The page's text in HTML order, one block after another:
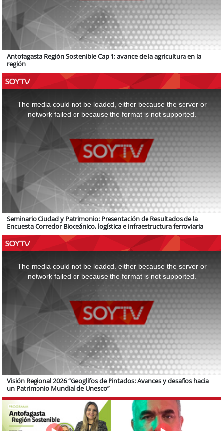
Antofagasta Región Sostenible Cap 1: avance de la agricultura en la
región
The media could not be loaded, either because the server or
network failed or because the format is not supported.
Seminario Ciudad y Patrimonio: Presentación de Resultados de la
Encuesta Corredor Bioceánico, logística e infraestructura ferroviaria
The media could not be loaded, either because the server or
network failed or because the format is not supported.
Visión Regional 2026 “Geoglifos de Pintados: Avances y desafíos hacia
un Patrimonio Mundial de Unesco”